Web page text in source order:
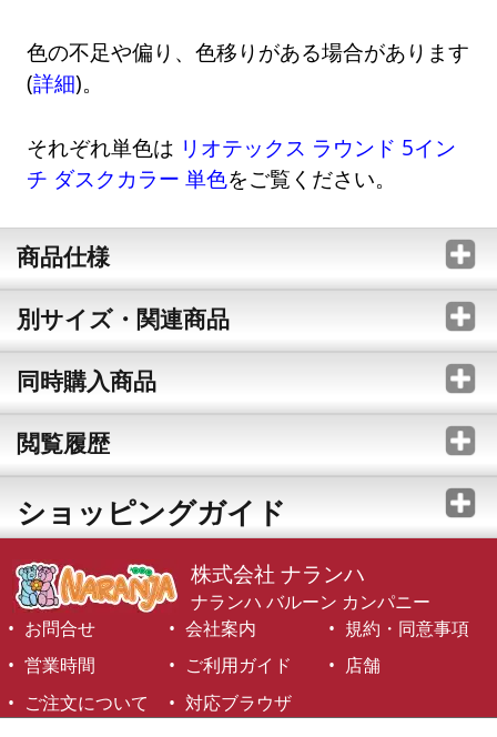
色の不足や偏り、色移りがある場合があります
(詳細)。
それぞれ単色は リオテックス ラウンド 5イン
チ ダスクカラー 単色をご覧ください。
商品仕様
別サイズ・関連商品
同時購入商品
閲覧履歴
ショッピングガイド
株式会社 ナランハ
ナランハ バルーン カンパニー
お問合せ
会社案内
規約・同意事項
営業時間
ご利用ガイド
店舗
ご注文について
対応ブラウザ